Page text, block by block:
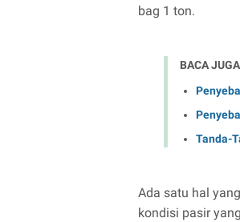
bag 1 ton.
BACA JUGA
Tanda-
Ada satu hal
kondisi pasir